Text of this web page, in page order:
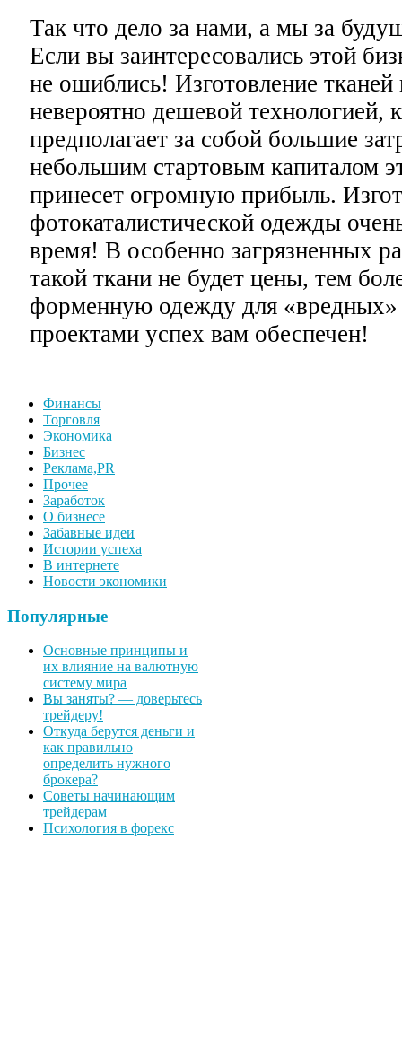
Так что дело за нами, а мы за
Если вы заинтересовались этой
не ошиблись! Изготовление тканей
невероятно дешевой технологией,
предполагает за собой большие
небольшим стартовым капиталом
принесет огромную прибыль.
фотокаталистической одежды
время! В особенно загрязненных
такой ткани не будет цены, тем
форменную одежду для
проектами успех вам обеспечен!
Финансы
Торговля
Экономика
Бизнес
Реклама,PR
Прочее
Заработок
О бизнесе
Забавные идеи
Истории успеха
В интернете
Новости экономики
Популярные
Основные принципы и
их влияние на валютную
систему мира
Вы заняты? — доверьтесь
трейдеру!
Откуда берутся деньги и
как правильно
определить нужного
брокера?
Советы начинающим
трейдерам
Психология в форекс